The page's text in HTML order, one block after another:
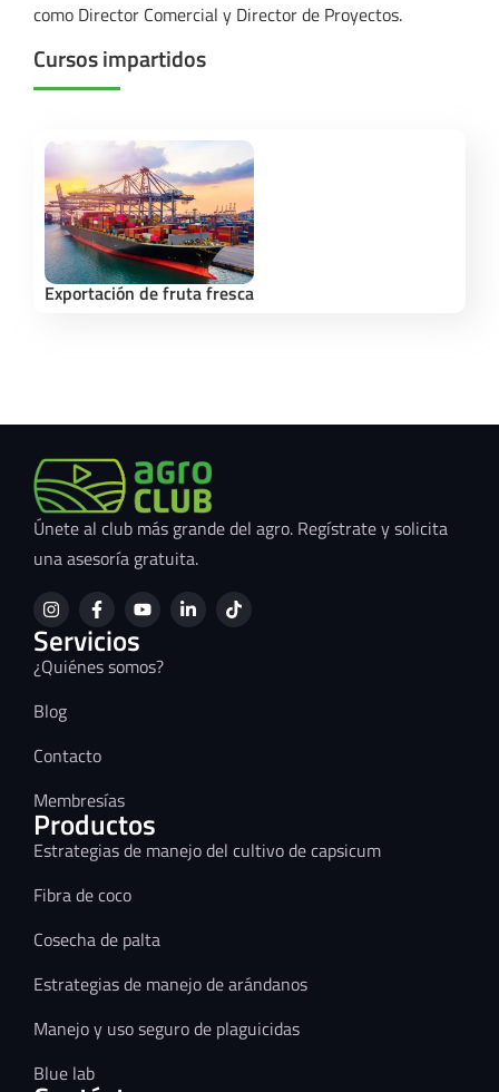
Cursos impartidos
Exportación de fruta fresca
como Director Comercial y Director de Proyectos.
Únete al club más grande del agro. Regístrate y solicita
una asesoría gratuita.
Servicios
¿Quiénes somos?
Blog
Contacto
Membresías
Productos
Estrategias de manejo del cultivo de capsicum
Fibra de coco
Cosecha de palta
Estrategias de manejo de arándanos
Manejo y uso seguro de plaguicidas
Blue lab